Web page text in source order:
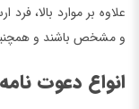
علاوه بر موارد بالا،
و مشخص باشند و همچنین
انواع دعوت